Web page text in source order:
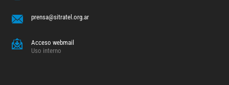
prensa@sitratel.org.ar
Acceso webmail
Uso interno